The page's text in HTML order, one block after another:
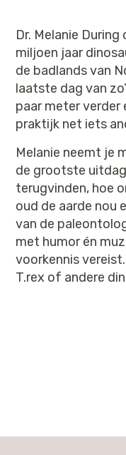
Dr. Melanie
miljoen jaar
de badlands van
laatste dag van
paar meter verder
praktijk net iets
Melanie neemt je
de grootste
terugvinden, hoe
oud de aarde nou
van de
met humor én
voorkennis
T.rex of andere